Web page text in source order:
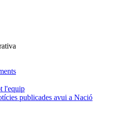
l'equip
publicades avui a Nació